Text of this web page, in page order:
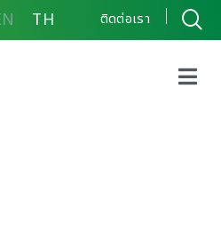
TH ติดต่อเรา
โก้แอสฟัลท์
Asphalt